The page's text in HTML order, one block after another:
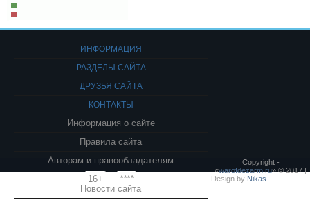
ИНФОРМАЦИЯ
РАЗДЕЛЫ САЙТА
ДРУЗЬЯ САЙТА
КОНТАКТЫ
Информация о сайте
Правила сайта
Авторам и правообладателям
16+
****
Новости сайта
Copyright -
«warofdezarm.ru» © 2017 |
Design by Nikas